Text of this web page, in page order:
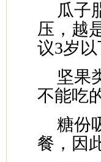
瓜子
压，越
议3岁以
坚果
不能吃
糖份
餐，因